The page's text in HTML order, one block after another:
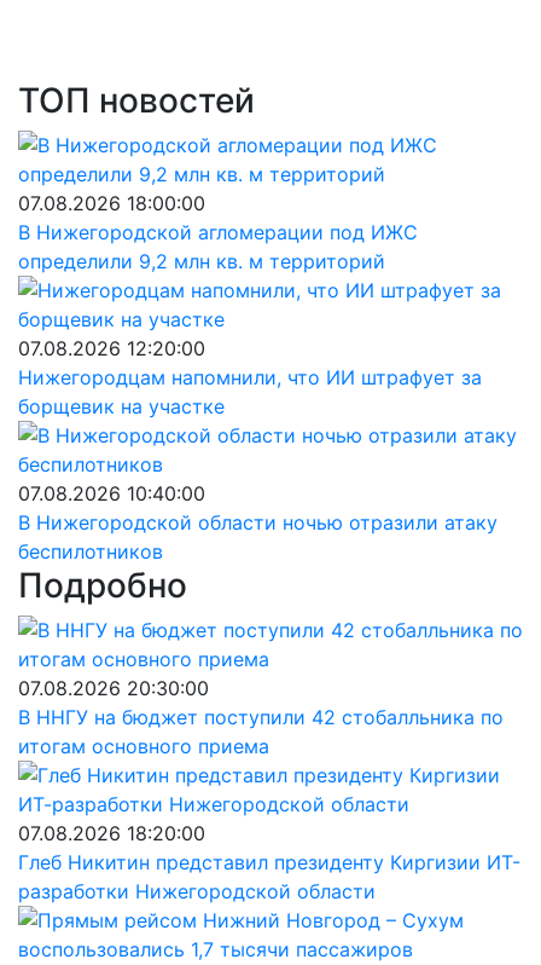
ТОП новостей
07.08.2026 18:00:00
В Нижегородской агломерации под ИЖС
определили 9,2 млн кв. м территорий
07.08.2026 12:20:00
Нижегородцам напомнили, что ИИ штрафует за
борщевик на участке
07.08.2026 10:40:00
В Нижегородской области ночью отразили атаку
беспилотников
Подробно
07.08.2026 20:30:00
В ННГУ на бюджет поступили 42 стобалльника по
итогам основного приема
07.08.2026 18:20:00
Глеб Никитин представил президенту Киргизии ИТ-
разработки Нижегородской области